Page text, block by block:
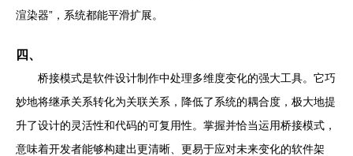
渲染器”，系统都能平滑扩展。
四、
桥接模式是软件设计制作中处理多维度变化的强大工具。它巧
妙地将继承关系转化为关联关系，降低了系统的耦合度，极大地提
升了设计的灵活性和代码的可复用性。掌握并恰当运用桥接模式，
意味着开发者能够构建出更清晰、更易于应对未来变化的软件架